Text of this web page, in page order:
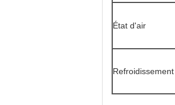
État d'air
Refroidissement